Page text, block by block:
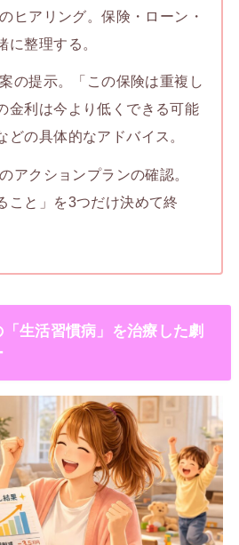
ヒアリング。保険・ローン・
に整理する。
の提示。「この保険は重複し
金利は今より低くできる可能
どの具体的なアドバイス。
アクションプランの確認。
こと」を3つだけ決めて終
「生活習慣病」を治療した劇